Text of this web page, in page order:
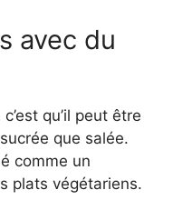
avec du
qu’il peut être
que salée.
comme un
plats végétariens.